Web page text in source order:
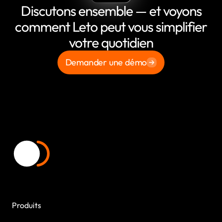
Discutons ensemble — et voyons
comment Leto peut vous simplifier
votre quotidien
Demander une démo
Produits